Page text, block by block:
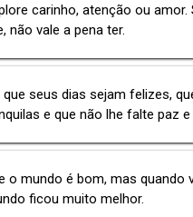
carinho, atenção ou amor.
não vale a pena ter.
que seus dias sejam felizes,
e que não lhe falte paz e
o mundo é bom, mas quando
ficou muito melhor.